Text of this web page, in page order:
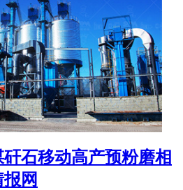
矸石移动高产预粉磨相
网